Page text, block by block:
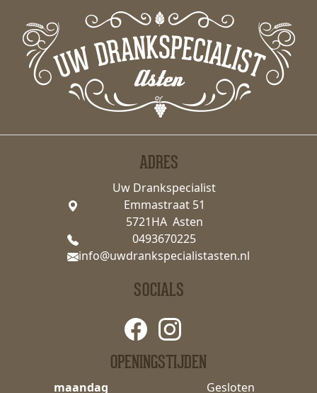
ADRES
Uw Drankspecialist
Emmastraat 51
5721HA Asten
0493670225
info@uwdrankspecialistasten.nl
OPENINGSTIJDEN
maandag Gesloten
SOCIALS